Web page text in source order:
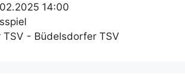
14:00
TSV - Büdelsdorfer TSV